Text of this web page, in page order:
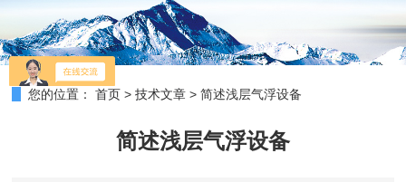
您的位置： 首页 >技术文章 >简述浅层气浮设备
简述浅层气浮设备